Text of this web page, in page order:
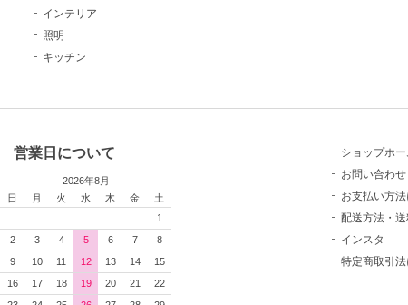
インテリア
照明
キッチン
営業日について
2026年8月
日
月 火 水 木 金
土
1
2
3 4 5 6 7
8
9
10 11 12 13 14
15
16
17 18 19 20 21
22
ショップホー
お問い合わせ
お支払い方
配送方法・
インスタ
特定商取引